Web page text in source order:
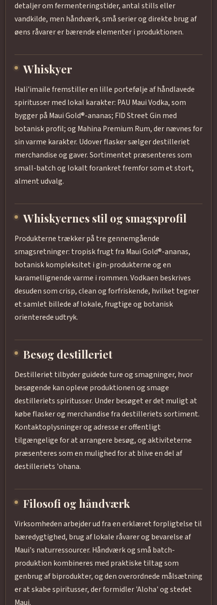
detaljer om fermenteringstider, antal stills eller
vandkilde, men håndværk, små serier og direkte brug af
øens råvarer er bærende elementer i produktionen.
Whiskyer
Hali'imaile fremstiller en lille portefølje af håndlavede
spiritusser med lokal karakter: PAU Maui Vodka, som
bygger på Maui Gold®-ananas; FID Street Gin med
botanisk profil; og Mahina Premium Rum, der nævnes for
sin varme karakter. Udover flasker sælger destilleriet
merchandise og gaver. Sortimentet præsenteres som
small-batch og lokalt forankret fremfor som et stort,
alment udvalg.
Whiskyernes stil og smagsprofil
Produkterne trækker på tre gennemgående
smagsretninger: tropisk frugt fra Maui Gold®-ananas,
botanisk kompleksitet i gin-produkterne og en
karamellignende varme i rommen. Vodkaen beskrives
desuden som crisp, clean og forfriskende, hvilket tegner
et samlet billede af lokale, frugtige og botanisk
orienterede udtryk.
Besøg destilleriet
Destilleriet tilbyder guidede ture og smagninger, hvor
besøgende kan opleve produktionen og smage
destilleriets spiritusser. Under besøget er det muligt at
købe flasker og merchandise fra destilleriets sortiment.
Kontaktoplysninger og adresse er offentligt
tilgængelige for at arrangere besøg, og aktiviteterne
præsenteres som en mulighed for at blive en del af
destilleriets 'ohana.
Filosofi og håndværk
Virksomheden arbejder ud fra en erklæret forpligtelse til
bæredygtighed, brug af lokale råvarer og bevarelse af
Maui's naturressourcer. Håndværk og små batch-
produktion kombineres med praktiske tiltag som
genbrug af biprodukter, og den overordnede målsætning
er at skabe spiritusser, der formidler 'Aloha' og stedet
Maui.